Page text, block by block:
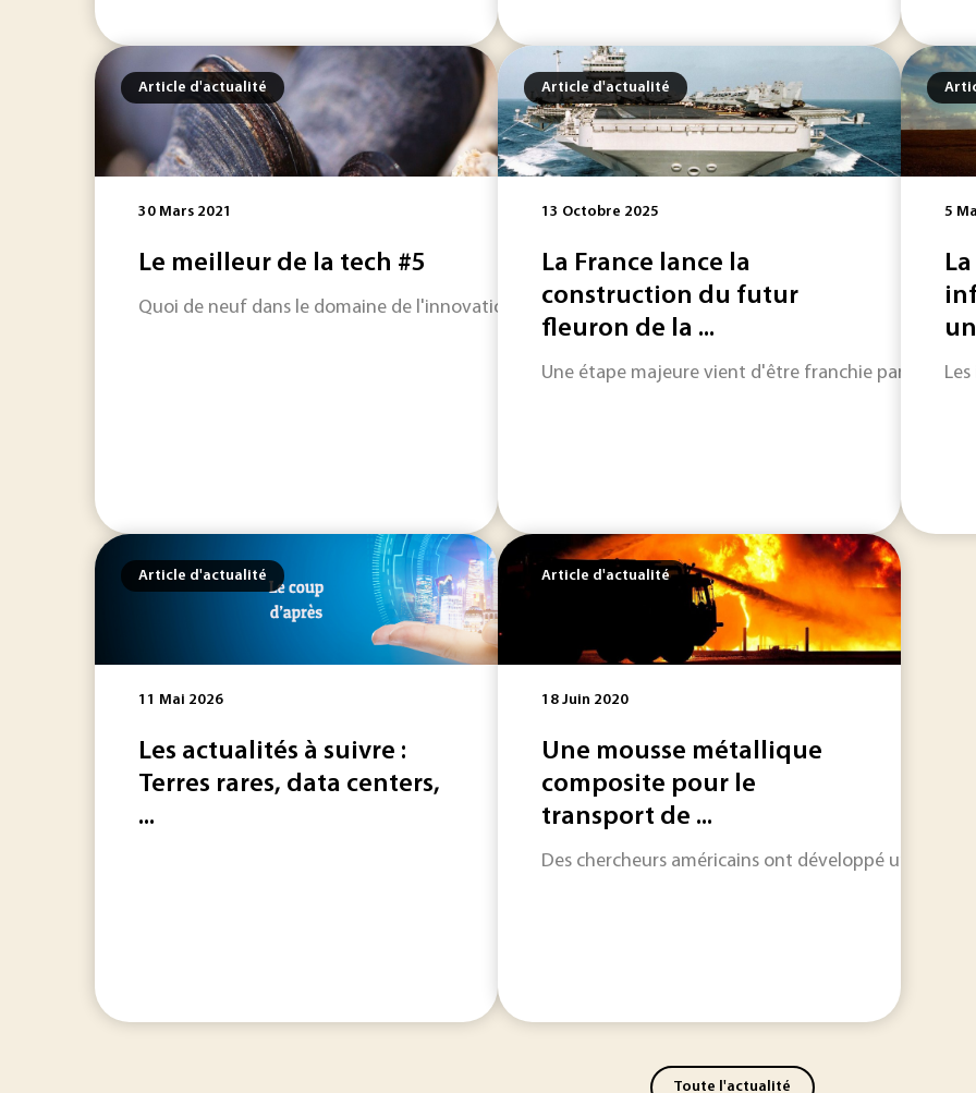
Article d'actualité
30 Mars 2021
Le meilleur de la tech #5
Quoi de neuf dans le domaine de l'innovation ce mois-ci ? Un hydrogel aux multiples prouesses ; la
Article d'actualité
13 Octobre 2025
La France lance la
construction du futur
fleuron de la ...
Une étape majeure vient d'être franchie par la
5
Article d'actualité
11 Mai 2026
Les actualités à suivre :
Terres rares, data centers,
...
Article d'actualité
18 Juin 2020
Une mousse métallique
composite pour le
transport de ...
Des chercheurs américains ont développé une
Toute l'actualité